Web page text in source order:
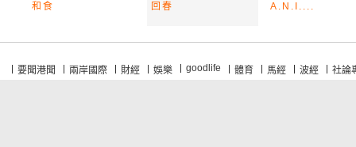
和食
回春
A.N.I....
要聞港聞 兩岸國際 財經 娛樂 goodlife 體育 馬經 波經 社論